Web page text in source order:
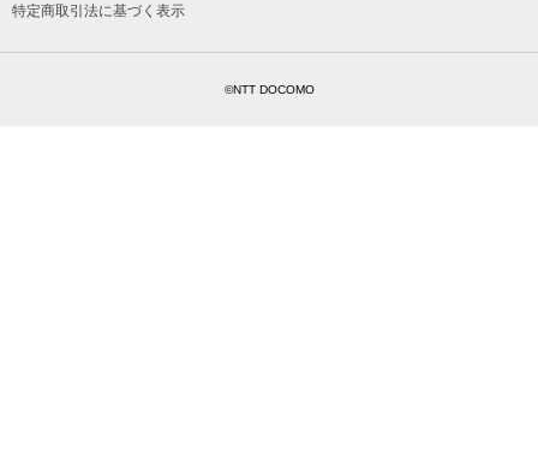
特定商取引法に基づく表示
©NTT DOCOMO